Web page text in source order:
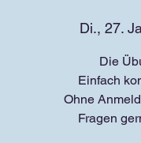
Di., 27.
Die
Einfach
Ohne
Fragen